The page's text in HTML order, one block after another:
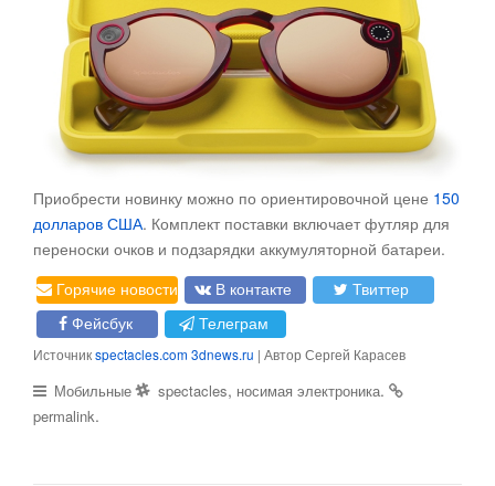
Приобрести новинку можно по ориентировочной цене 150
долларов США. Комплект поставки включает футляр для
переноски очков и подзарядки аккумуляторной батареи.
Горячие новости
В контакте
Твиттер
Фейсбук
Телеграм
Источникspectacles.com 3dnews.ru | Автор Сергей Карасев
Мобильные spectacles, носимая электроника.
permalink.